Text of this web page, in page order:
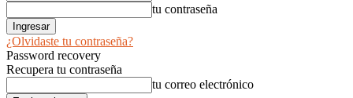
tu contraseña
¿Olvidaste tu contraseña?
Password recovery
Recupera tu contraseña
tu correo electrónico